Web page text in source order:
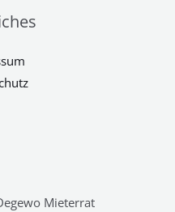
Mieterrat